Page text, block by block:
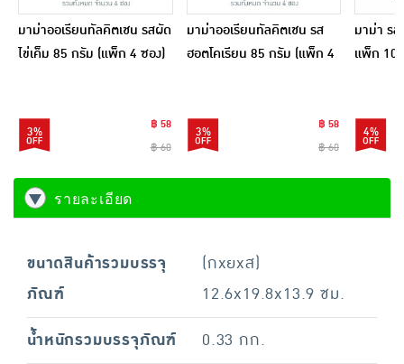
มาม่าออเรียนทัลคิตเชน รสผัด
ไข่เค็ม 85 กรัม (แพ็ก 4 ซอง)
3%
฿ 58
฿ 60
มาม่าออเรียนทัลคิตเชน รส
ฮอตโคเรียน 85 กรัม (แพ็ก 4
3%
฿ 58
฿ 60
มาม่า ร
แพ็ก 10
4%
รายละเอียด
ขนาดสินค้ารวมบรรจุ
ภัณฑ์
(กxยxส)
12.6x19.8x13.9 ซม.
น้ำหนักรวมบรรจุภัณฑ์
0.33 กก.